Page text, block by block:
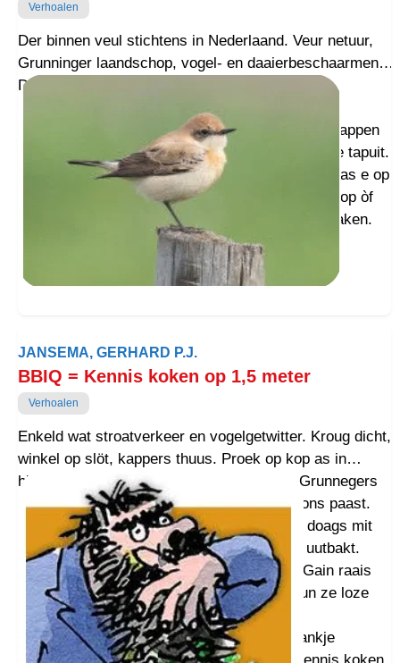
Verhoalen
Der binnen veul stichtens in Nederlaand. Veur netuur,
Grunninger laandschop, vogel- en daaierbeschaarmen.
Doun goud waark, mor k heb der wel ais wat
Der was woaraargens n vogel spot. Nee, gain grappen
over n spotvogel. t Was de zeldzoame westelijke tapuit.
Ien zoveul joar hier nait veurkomen en ienains was e op
Texel. Gounent goan der zingend as liesters vot op òf
mit n telekenon. Foto’s knippen en din ‘viral’ moaken.
JANSEMA, GERHARD P.J.
BBIQ = Kennis koken op 1,5 meter
Verhoalen
Enkeld wat stroatverkeer en vogelgetwitter. Kroug dicht,
winkel op slöt, kappers thuus. Proek op kop as in
hippietied: ‘Aal joen wiet is lof.’ Wat staait Grunnegers
te doun? Fo-rummikubben en puzzeln wat ons paast.
Tillevisie is ook van de kook en repetaaiert doags mit
olle kookprogrammoa’s … mor Hollaand is uutbakt.
Kopschraberij: ‘Mien vekaansie din?’ Nee! Gain raais
bouken, mor bouken lezen. Boven Stad doun ze loze
lockdown, BarBe-IQ. Antiproestproof-
snuvverdslabbetjes veurknuppen en denktankje